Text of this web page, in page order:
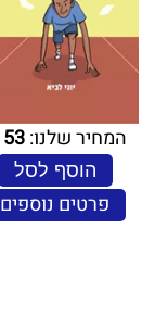
המחיר שלנו:53
הוסף לסל
פרטים נוספים